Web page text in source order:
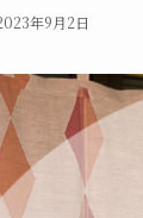
年9月2日